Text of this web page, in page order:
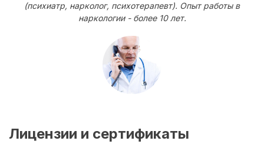
(психиатр, нарколог, психотерапевт). Опыт работы в
наркологии - более 10 лет.
Лицензии и сертификаты